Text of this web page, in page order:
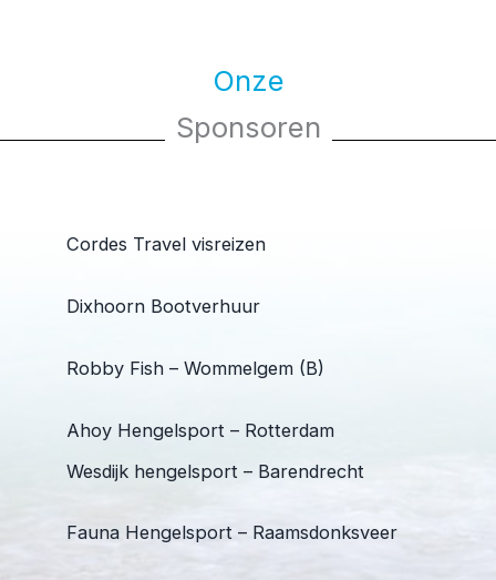
Onze
Sponsoren
Cordes Travel visreizen
Dixhoorn Bootverhuur
Robby Fish – Wommelgem (B)
Ahoy Hengelsport – Rotterdam
Wesdijk hengelsport – Barendrecht
Fauna Hengelsport – Raamsdonksveer